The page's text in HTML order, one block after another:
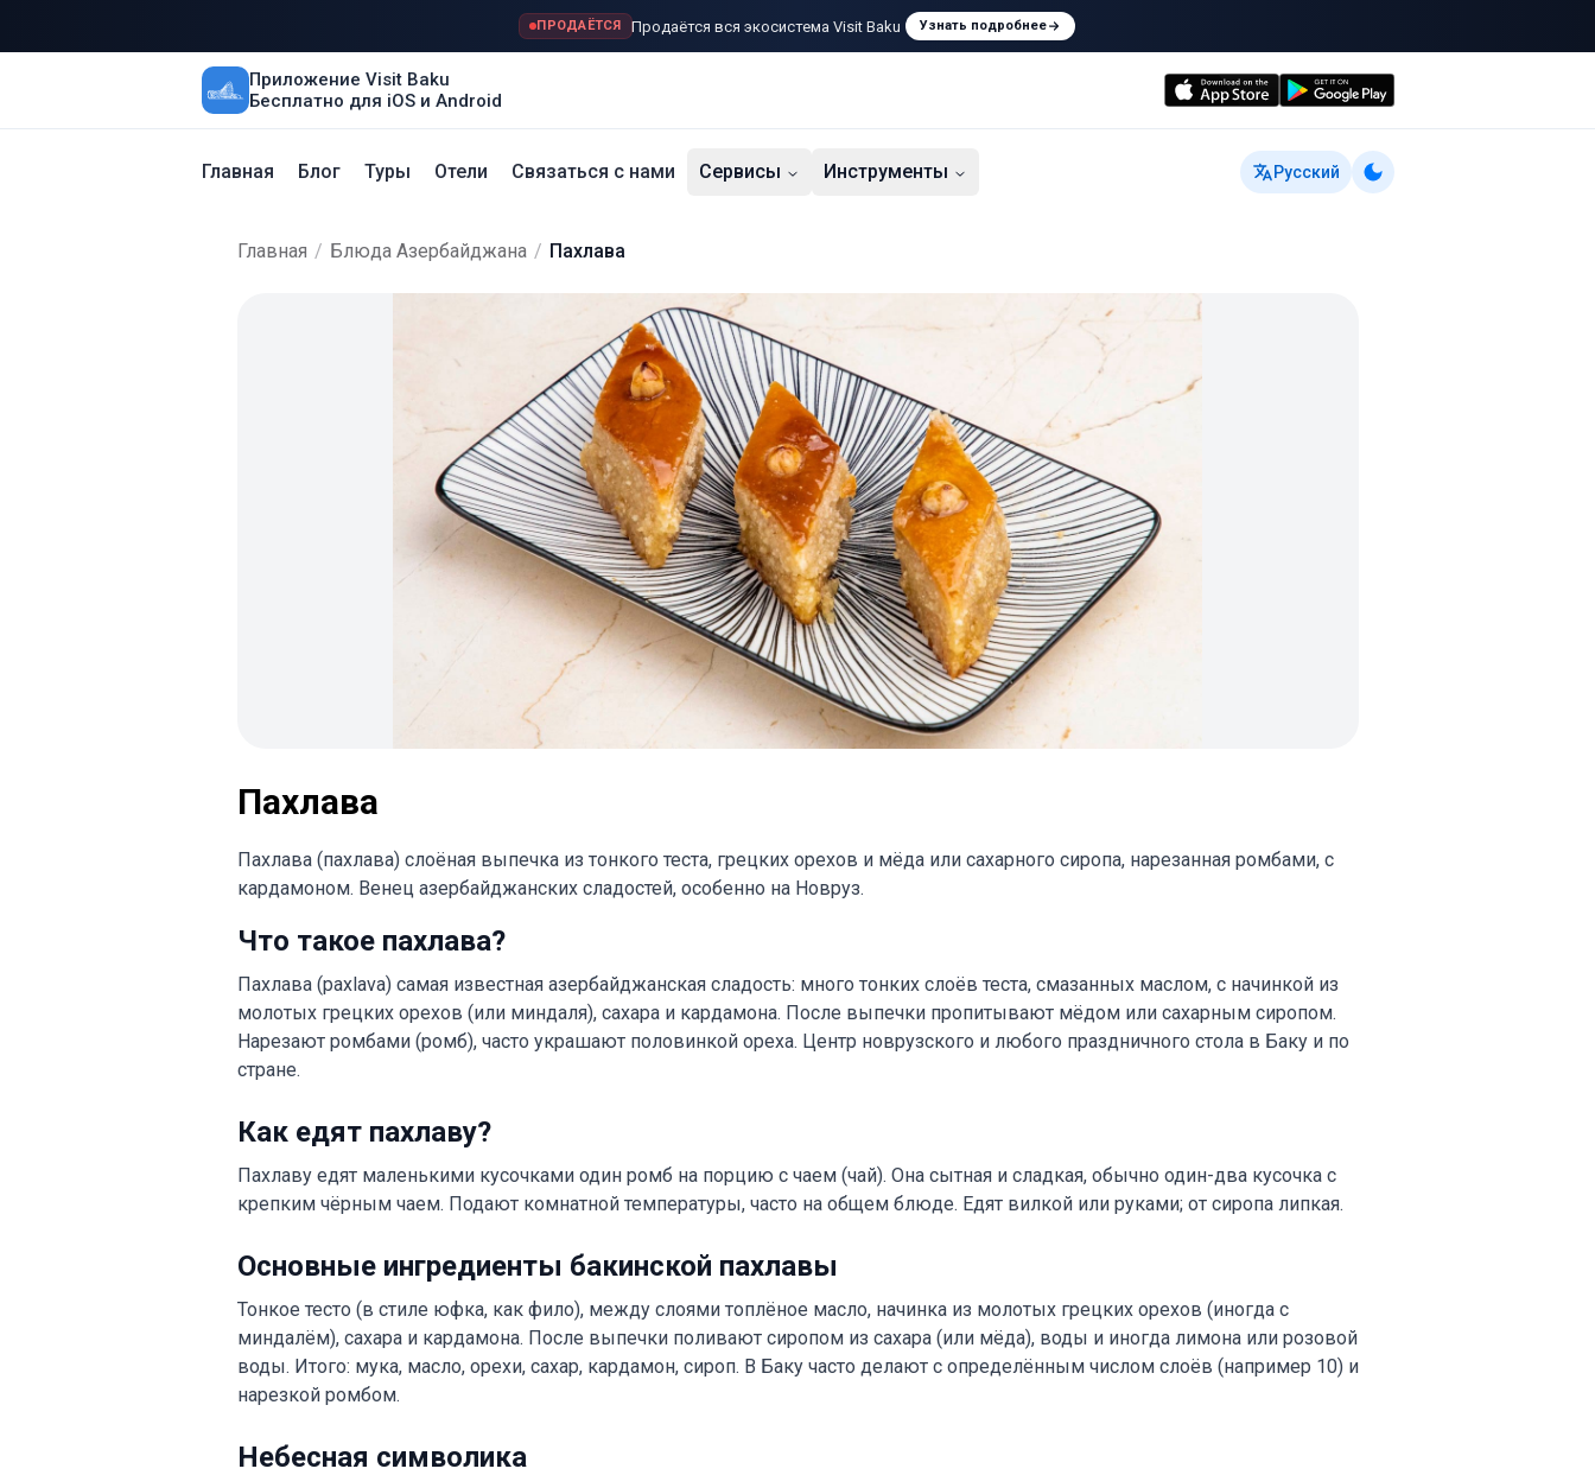
ПРОДАЁТСЯ Продаётся вся экосистема Visit Baku Узнать подробнее
Приложение Visit Baku
Бесплатно для iOS и Android
Главная Блог Туры Отели Связаться с нами Сервисы Инструменты Русский
Главная / Блюда Азербайджана / Пахлава
Пахлава
Пахлава (пахлава) слоёная выпечка из тонкого теста, грецких орехов и мёда или сахарного сиропа, нарезанная ромбами, с
кардамоном. Венец азербайджанских сладостей, особенно на Новруз.
Что такое пахлава?
Пахлава (paxlava) самая известная азербайджанская сладость: много тонких слоёв теста, смазанных маслом, с начинкой из
молотых грецких орехов (или миндаля), сахара и кардамона. После выпечки пропитывают мёдом или сахарным сиропом.
Нарезают ромбами (ромб), часто украшают половинкой ореха. Центр новрузского и любого праздничного стола в Баку и по
стране.
Как едят пахлаву?
Пахлаву едят маленькими кусочками один ромб на порцию с чаем (чай). Она сытная и сладкая, обычно один-два кусочка с
крепким чёрным чаем. Подают комнатной температуры, часто на общем блюде. Едят вилкой или руками; от сиропа липкая.
Основные ингредиенты бакинской пахлавы
Тонкое тесто (в стиле юфка, как фило), между слоями топлёное масло, начинка из молотых грецких орехов (иногда с
миндалём), сахара и кардамона. После выпечки поливают сиропом из сахара (или мёда), воды и иногда лимона или розовой
воды. Итого: мука, масло, орехи, сахар, кардамон, сироп. В Баку часто делают с определённым числом слоёв (например 10) и
нарезкой ромбом.
Небесная символика